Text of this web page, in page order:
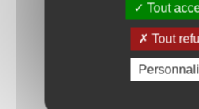
Aucun document
critères de
Tout
Tout